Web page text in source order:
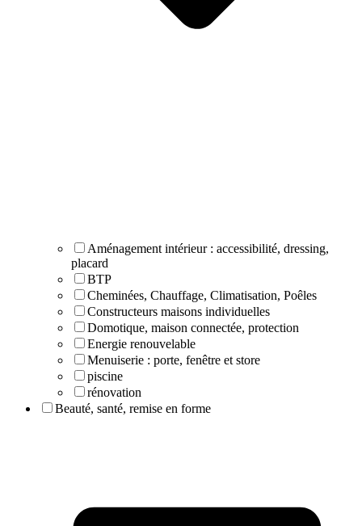
Aménagement intérieur : accessibilité, dressing,
placard
BTP
Cheminées, Chauffage, Climatisation, Poêles
Constructeurs maisons individuelles
Domotique, maison connectée, protection
Energie renouvelable
Menuiserie : porte, fenêtre et store
piscine
rénovation
Beauté, santé, remise en forme